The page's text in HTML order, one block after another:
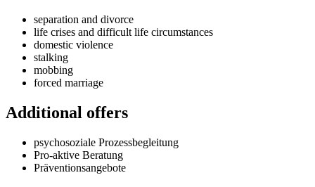
separation and divorce
life crises and difficult life circumstances
domestic violence
stalking
mobbing
forced marriage
Additional offers
psychosoziale Prozessbegleitung
Pro-aktive Beratung
Präventionsangebote